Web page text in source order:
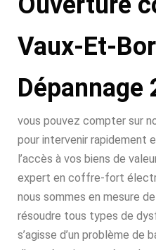
Vaux-Et-
Dépannage
vous pouvez compter sur
pour intervenir rapidement
l’accès à vos biens de
expert en coffre-fort
nous sommes en mesure
résoudre tous types de
s’agisse d’un problème de